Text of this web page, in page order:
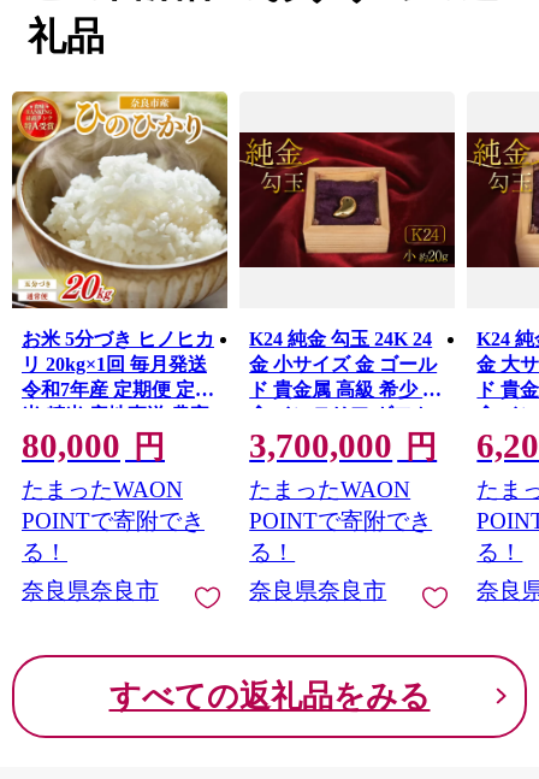
礼品
お米 5分づき ヒノヒカ
リ 20kg×1回 毎月発送
令和7年産 定期便 定期
米 精米 産地直送 農家
直送 おむすび おにぎ
り こめ お弁当 ご飯 ご
はん ブランド米 奈良
県 奈良市 なら 90-009
80,000 円
たまったWAON
POINTで寄附でき
る！
奈良県奈良市
K24 純金 勾玉 24K 24
金 小サイズ 金 ゴール
ド 貴金属 高級 希少 記
念 インテリア ギフト
プレゼント 贈り物 贈
答用 合同会社工藝舎
奈良県 奈良市
3,700,000 円
たまったWAON
POINTで寄附でき
る！
奈良県奈良市
K24 純
金 大
ド 貴
念 イ
プレ
答用
奈良
たま
る！
奈良
すべての返礼品をみる